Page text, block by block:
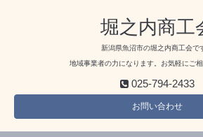
堀之内商工
新潟県魚沼市の堀之内商工会で
地域事業者の力になります。お気軽にご相
025-794-2433
お問い合わせ